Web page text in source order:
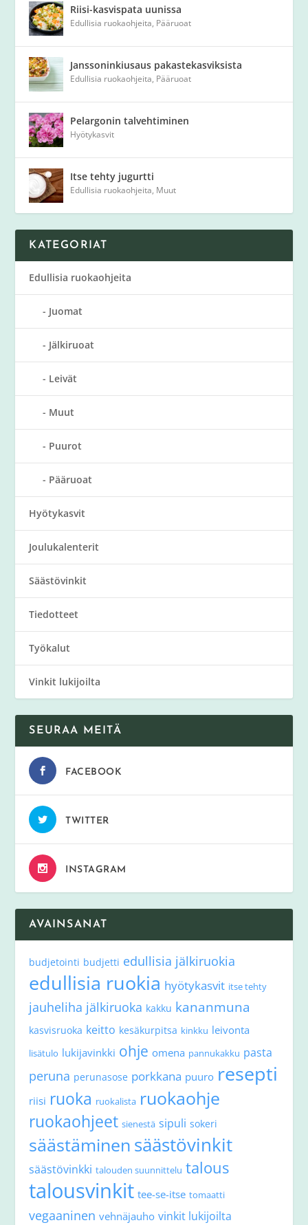
Riisi-kasvispata uunissa
Edullisia ruokaohjeita, Pääruoat
Janssoninkiusaus pakastekasviksista
Edullisia ruokaohjeita, Pääruoat
Pelargonin talvehtiminen
Hyötykasvit
Itse tehty jugurtti
Edullisia ruokaohjeita, Muut
KATEGORIAT
Edullisia ruokaohjeita
Juomat
Jälkiruoat
Leivät
Muut
Puurot
Pääruoat
Hyötykasvit
Joulukalenterit
Säästövinkit
Tiedotteet
Työkalut
Vinkit lukijoilta
SEURAA MEITÄ
FACEBOOK
TWITTER
INSTAGRAM
AVAINSANAT
budjetointi budjetti edullisia jälkiruokia
edullisia ruokia hyötykasvit itse tehty
jauheliha jälkiruoka kakku kananmuna
kasvisruoka keitto kesäkurpitsa kinkku leivonta
lisätulo lukijavinkki ohje omena pannukakku pasta
peruna perunasose porkkana puuro resepti
riisi ruoka ruokalista ruokaohje
ruokaohjeet sienestä sipuli sokeri
säästäminen säästövinkit
säästövinkki talouden suunnittelu talous
talousvinkit tee-se-itse tomaatti
vegaaninen vehnäjauho vinkit lukijoilta